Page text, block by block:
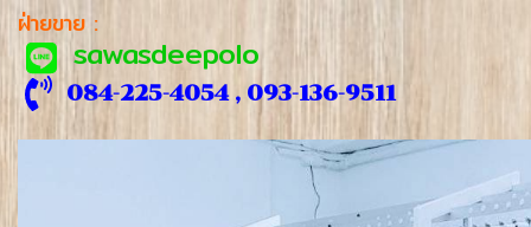
ฝ่ายขาย :
sawasdeepolo
084-225-4054 , 093-136-9511